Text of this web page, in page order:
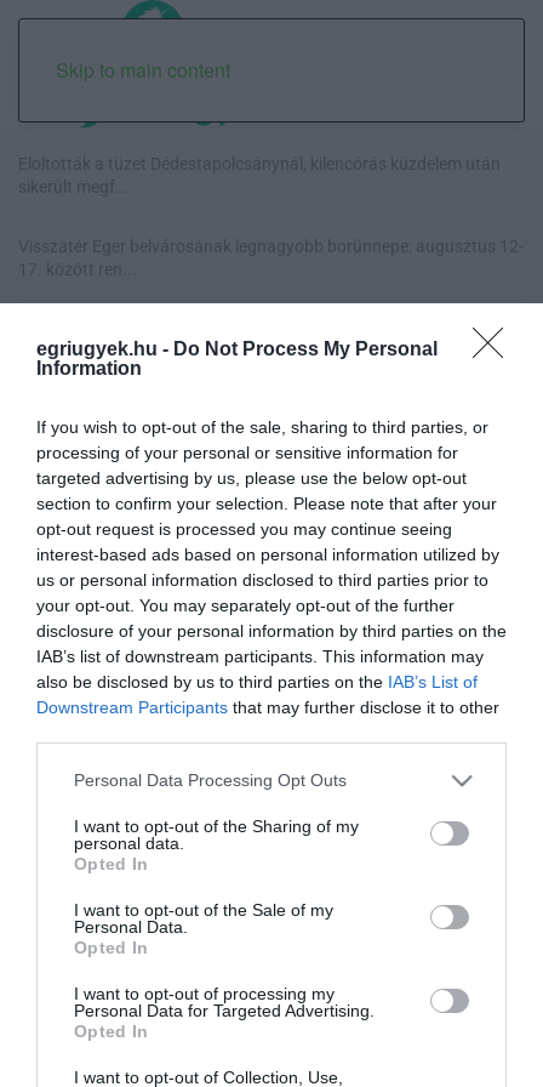
egriugyek.hu - Do Not Process My Personal
Information
If you wish to opt-out of the sale, sharing to third parties, or
processing of your personal or sensitive information for
targeted advertising by us, please use the below opt-out
section to confirm your selection. Please note that after your
opt-out request is processed you may continue seeing
interest-based ads based on personal information utilized by
us or personal information disclosed to third parties prior to
your opt-out. You may separately opt-out of the further
disclosure of your personal information by third parties on the
IAB’s list of downstream participants. This information may
also be disclosed by us to third parties on the IAB’s List of
Downstream Participants that may further disclose it to other
Please note that this website/app uses one or more Google
not limited to your visit or usage behaviour. You may click to
grant or deny consent to Google and its third-party tags to
use your data for below specified purposes in below Google
consent section.
Personal Data Processing Opt Outs
I want to opt-out of the Sharing of my
personal data.
Opted In
I want to opt-out of the Sale of my
Personal Data.
Opted In
I want to opt-out of processing my
Personal Data for Targeted Advertising.
Opted In
I want to opt-out of Collection, Use,
Skip to main content
Eloltották a tüzet Dédestapolcsánynál, kilencórás küzdelem után
sikerült megf...
Visszatér Eger belvárosának legnagyobb borünnepe: augusztus 12-
17. között ren...
dokumentum tárja fel az...
vizsgálat in...
iskolaőrség
FÉL ÉV ALATT TÖBB MINT 300 ALKALOMMAL INTÉZKEDTEK AZ
ISKOLAŐRÖK
2021. február 01|Mindenki ügye
Gál Kristóf, az Országos Rendőr-főkapitányság (ORFK) szóvivője
az InfoRádiónak nyilatkozott az iskolaőrök fogadtatásáról, és
arról, hogy a tanév első felében, azaz 2020 szeptebere óta
AZ ISKOLAŐRSÉG ELSŐ ÉVE: EZ VOLT A TAPASZTALAT HEVES
2021. július 05
Környék ügye
A most lezárt tanévben már a Heves megyei iskolákban is jelen
voltak a tavaly létrehozott iskolaőrség tagjai. Horváth László,
miniszterelnöki megbízott, Gyöngyös és térségének fideszes
országgyűlés...